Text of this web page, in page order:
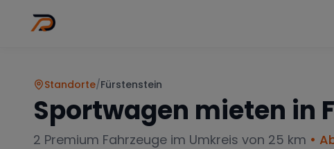
Standorte/Fürstenstein
Sportwagen mieten in
2 Premium Fahrzeuge im Umkreis von 25 km •